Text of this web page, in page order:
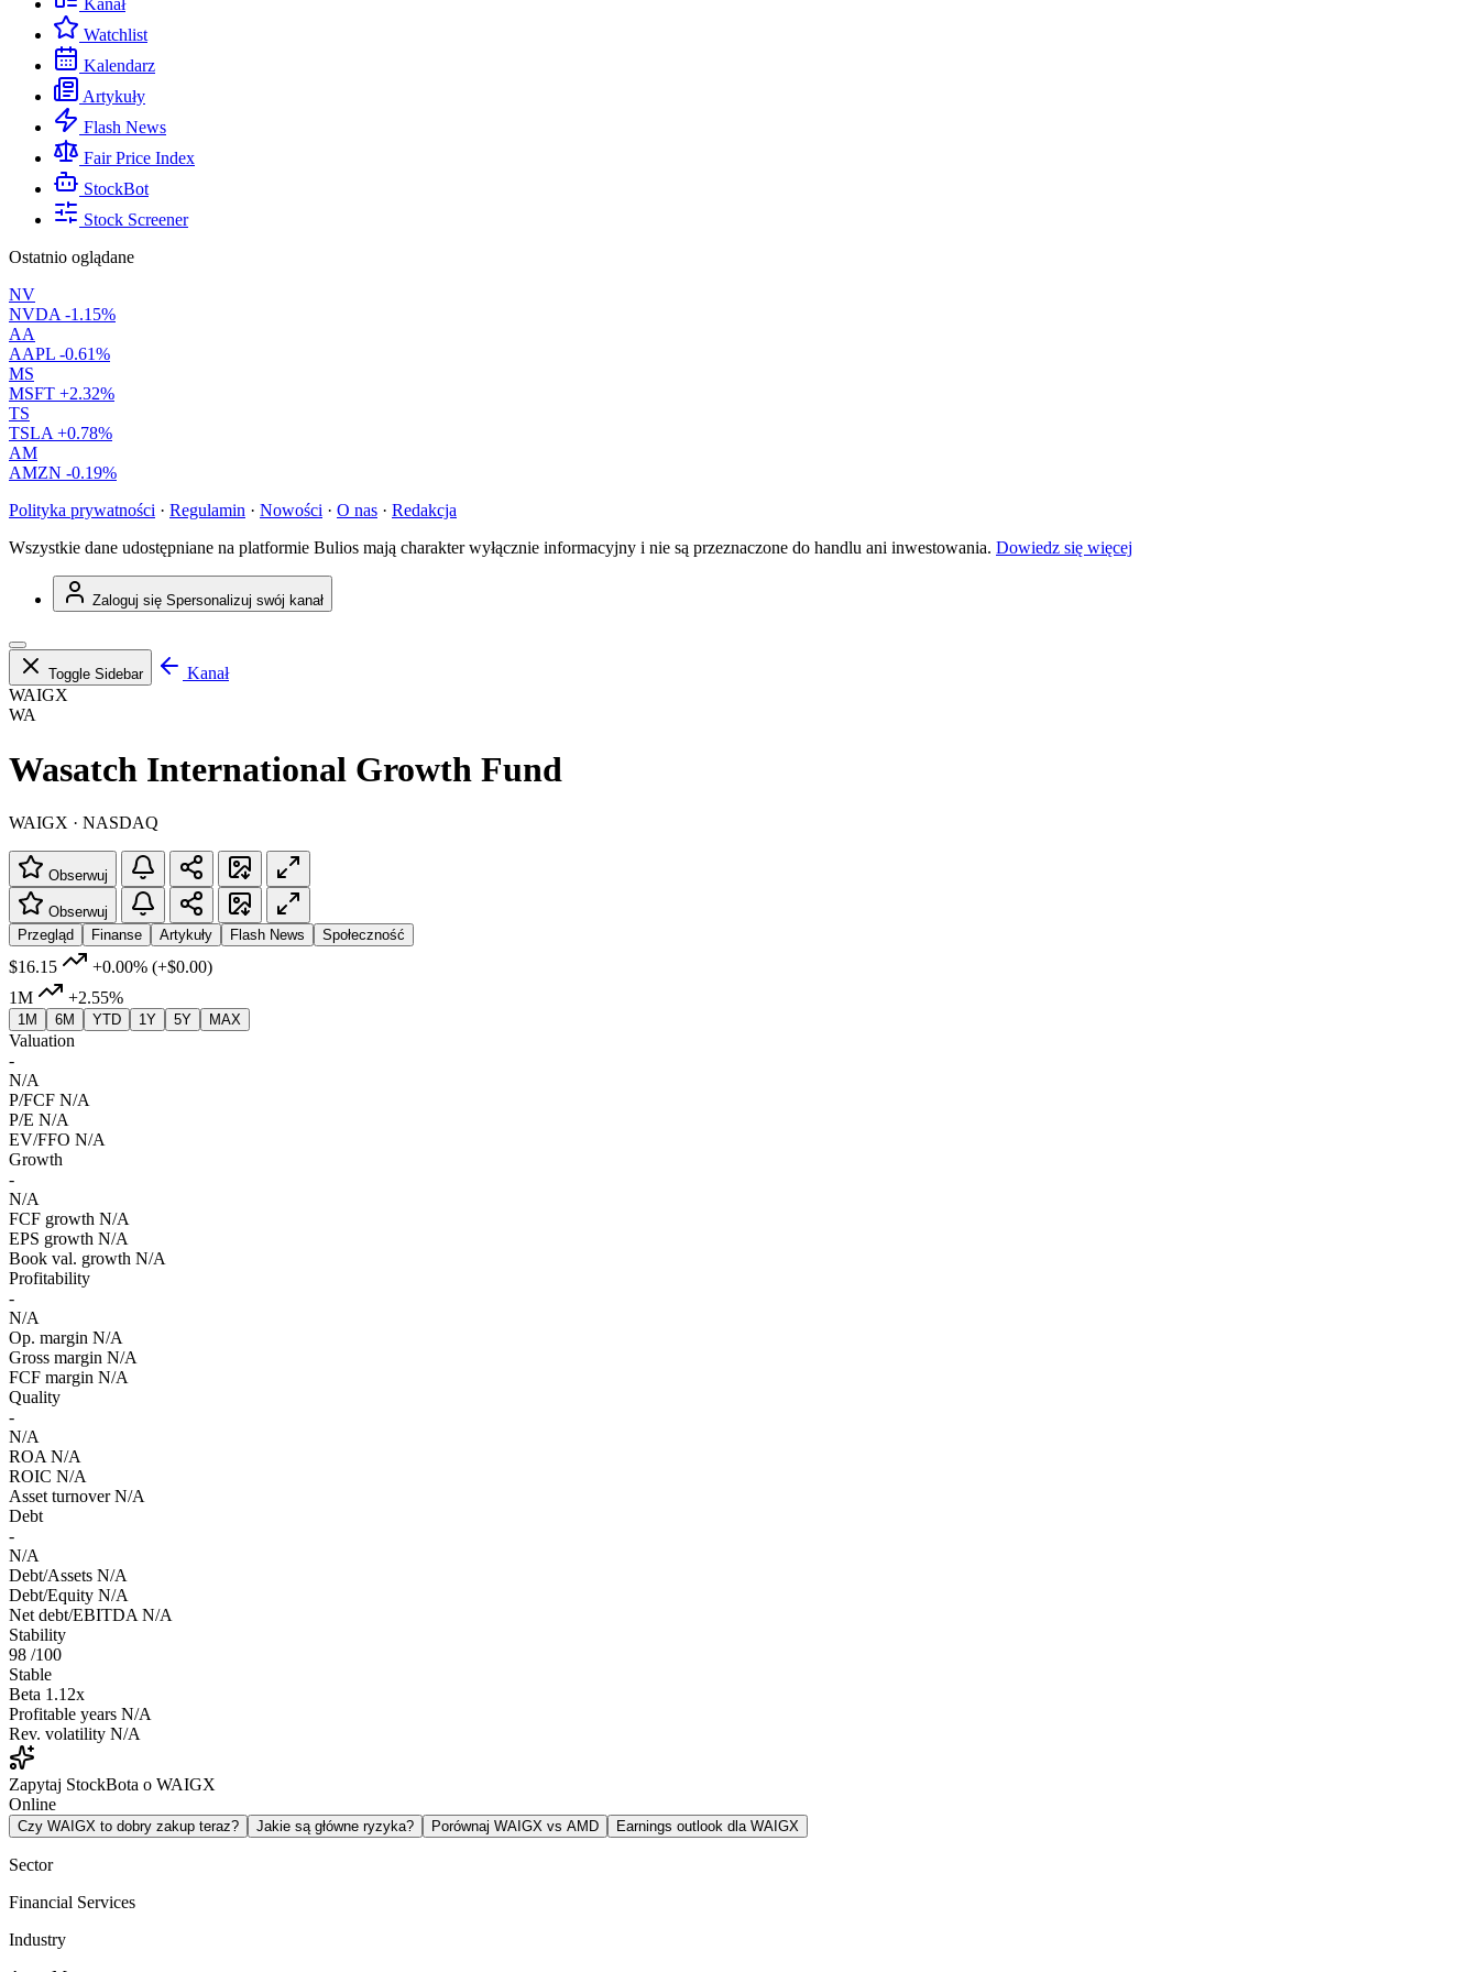
Kanał
Watchlist
Kalendarz
Artykuły
Flash News
Fair Price Index
StockBot
Stock Screener
Ostatnio oglądane
NV
NVDA -1.15%
AA
AAPL -0.61%
MS
MSFT +2.32%
TS
TSLA +0.78%
AM
AMZN -0.19%
Polityka prywatności · Regulamin · Nowości · O nas · Redakcja
Wszystkie dane udostępniane na platformie Bulios mają charakter wyłącznie informacyjny i nie są przeznaczone do handlu ani inwestowania. Dowiedz się więcej
Zaloguj się Spersonalizuj swój kanał
Toggle Sidebar
Kanał
WAIGX
WA
Wasatch International Growth Fund
WAIGX · NASDAQ
Obserwuj
Obserwuj
Przegląd
Finanse Artykuły Flash News Społeczność
$16.15 +0.00% (+$0.00)
1M
+2.55%
1M 6M YTD 1Y 5Y MAX
Valuation
-
N/A
P/FCF N/A
P/E N/A
EV/FFO N/A
Growth
-
N/A
FCF growth N/A
EPS growth N/A
Book val. growth N/A
Profitability
-
N/A
Op. margin N/A
Gross margin N/A
FCF margin N/A
Quality
-
N/A
ROA N/A
ROIC N/A
Asset turnover N/A
Debt
-
N/A
Debt/Assets N/A
Debt/Equity N/A
Net debt/EBITDA N/A
Stability
98 /100
Stable
Beta 1.12x
Profitable years N/A
Rev. volatility N/A
Zapytaj StockBota o WAIGX
Online
Czy WAIGX to dobry zakup teraz? Jakie są główne ryzyka? Porównaj WAIGX vs AMD Earnings outlook dla WAIGX
Sector
Financial Services
Industry